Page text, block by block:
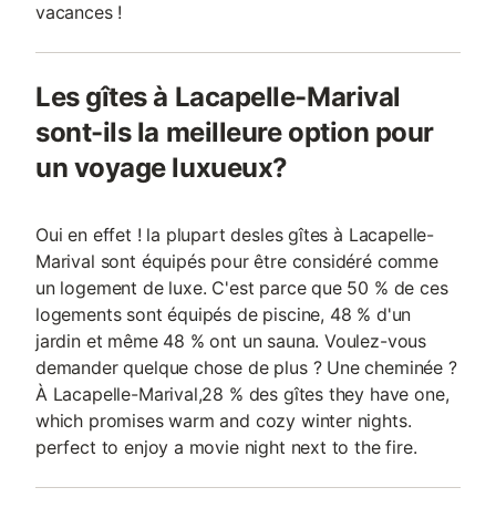
vacances !
Les gîtes à Lacapelle-Marival
sont-ils la meilleure option pour
un voyage luxueux?
Oui en effet ! la plupart desles gîtes à Lacapelle-
Marival sont équipés pour être considéré comme
un logement de luxe. C'est parce que 50 % de ces
logements sont équipés de piscine, 48 % d'un
jardin et même 48 % ont un sauna. Voulez-vous
demander quelque chose de plus ? Une cheminée ?
À Lacapelle-Marival,28 % des gîtes they have one,
which promises warm and cozy winter nights.
perfect to enjoy a movie night next to the fire.